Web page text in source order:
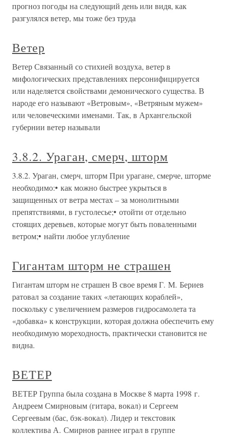
прогноз погоды на следующий день или видя, как
разгулялся ветер, мы тоже без труда
Ветер
Ветер Связанный со стихией воздуха, ветер в
мифологических представлениях персонифицируется
или наделяется свойствами демонического существа. В
народе его называют «Ветровым», «Ветряным мужем»
или человеческими именами. Так, в Архангельской
губернии ветер называли
3.8.2. Ураган, смерч, шторм
3.8.2. Ураган, смерч, шторм При урагане, смерче, шторме
необходимо:• как можно быстрее укрыться в
защищенных от ветра местах – за монолитными
препятствиями, в густолесье;• отойти от отдельно
стоящих деревьев, которые могут быть поваленными
ветром;• найти любое углубление
Гигантам шторм не страшен
Гигантам шторм не страшен В свое время Г. М. Бериев
ратовал за создание таких «летающих кораблей»,
поскольку с увеличением размеров гидросамолета та
«добавка» к конструкции, которая должна обеспечить ему
необходимую мореходность, практически становится не
видна.
ВЕТЕР
ВЕТЕР Группа была создана в Москве 8 марта 1998 г.
Андреем Смирновым (гитара, вокал) и Сергеем
Сергеевым (бас, бэк-вокал). Лидер и текстовик
коллектива А. Смирнов раннее играл в группе